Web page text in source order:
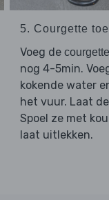
5. Courgette
Voeg de courgette
nog 4-5min.
kokende water
het vuur. Laat de
Spoel ze met
laat uitlekken.